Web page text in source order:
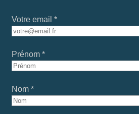
Votre email *
Prénom *
Nom *